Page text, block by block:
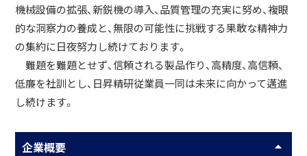
機械設備の拡張、新鋭機の導入、品質管理の充実に努め、複眼
的な洞察力の養成と、無限の可能性に挑戦する果敢な精神力
の集約に日夜努力し続けております。
難題を難題とせず、信頼される製品作り、高精度、高信頼、
低廉を社訓とし、日昇精研従業員一同は未来に向かって邁進
し続けます。
企業概要